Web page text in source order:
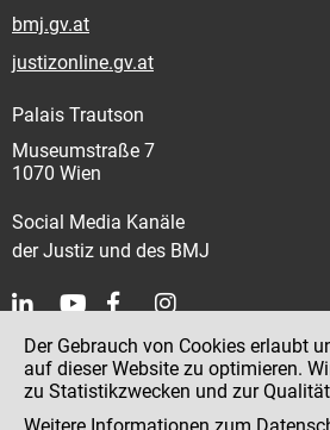
bmj.gv.at
justizonline.gv.at
Palais Trautson
Museumstraße 7
1070 Wien
Social Media Kanäle
der Justiz und des BMJ
Kontakt
Impressum
Der Gebrauch von Cookies erlaubt
auf dieser Website zu optimieren.
zu Statistikzwecken und zur